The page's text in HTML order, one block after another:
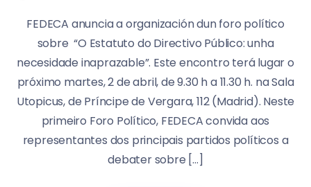
FEDECA anuncia a organización dun foro político
sobre “O Estatuto do Directivo Público: unha
necesidade inaprazable”. Este encontro terá lugar o
próximo martes, 2 de abril, de 9.30 h a 11.30 h. na Sala
Utopicus, de Príncipe de Vergara, 112 (Madrid). Neste
primeiro Foro Político, FEDECA convida aos
representantes dos principais partidos políticos a
debater sobre […]